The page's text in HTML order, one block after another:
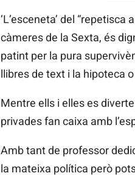
‘L’esceneta’ del
càmeres de la Sexta, és
patint per la pura
llibres de text i la hipoteca
Mentre ells i elles es
privades fan caixa amb
Amb tant de professor
la mateixa política però